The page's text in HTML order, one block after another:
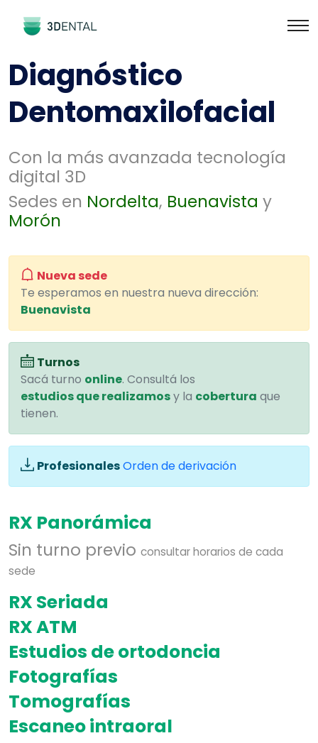
Diagnóstico
Dentomaxilofacial
Con la más avanzada tecnología
digital 3D
Sedes en Nordelta, Buenavista y
Morón
Nueva sede
Te esperamos en nuestra nueva dirección:
Buenavista
Turnos
Sacá turno online. Consultá los
estudios que realizamosy la cobertura que
tienen.
ProfesionalesOrden de derivación
RX Panorámica
Sin turno previo consultar horarios de cada
sede
RX Seriada
RX ATM
Estudios de ortodoncia
Fotografías
Tomografías
Escaneo intraoral